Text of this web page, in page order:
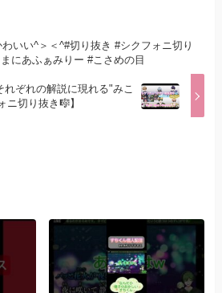
いい^＞＜^#切り抜き #シクフォニ切り
にあふぁみりー #こさめの目
れぞれの解説に現れる"みこ
ニ切り抜き🎼】